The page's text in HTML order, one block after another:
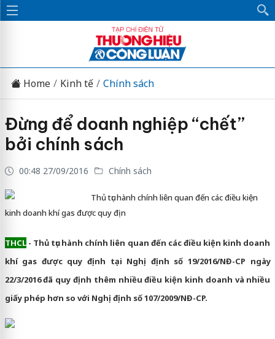
Home Kinh tế Chính sách
Đừng để doanh nghiệp “chết”
bởi chính sách
00:48 27/09/2016 Chính sách
Thủ tục hành chính liên quan đến các điều kiện
kinh doanh khí gas được quy địn
THCL- Thủ tục hành chính liên quan đến các điều kiện kinh doanh
khí gas được quy định tại Nghị định số 19/2016/NĐ-CP ngày
22/3/2016 đã quy định thêm nhiều điều kiện kinh doanh và nhiều
giấy phép hơn so với Nghị định số 107/2009/NĐ-CP.